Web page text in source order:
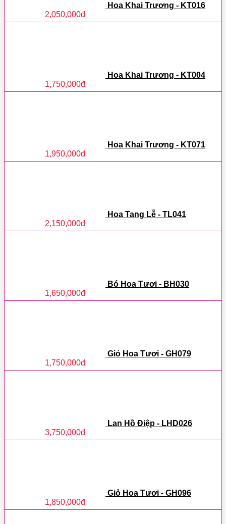
Hoa Khai Trương - KT016
2,050,000đ
Hoa Khai Trương - KT004
1,750,000đ
Hoa Khai Trương - KT071
1,950,000đ
Hoa Tang Lễ - TL041
2,150,000đ
Bó Hoa Tươi - BH030
1,650,000đ
Giỏ Hoa Tươi - GH079
1,750,000đ
Lan Hồ Điệp - LHD026
3,750,000đ
Giỏ Hoa Tươi - GH096
1,850,000đ